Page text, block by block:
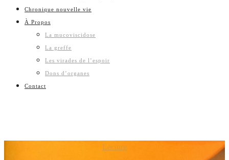
Chronique nouvelle vie
À Propos
La mucoviscidose
La greffe
Les virades de l’espoir
Dons d’organes
Contact
Lecture